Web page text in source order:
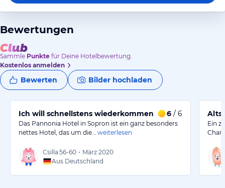
Bewertungen
Sammle Punkte für Deine Hotelbewertung.
Kostenlos anmelden
Bewerten Bilder hochladen
Ich will schnellstens wiederkommen 6 / 6
Das Pannonia Hotel in Sopron ist ein ganz besonders
nettes Hotel, das um die…
weiterlesen
Csilla 56-60 • März 2020
Aus Deutschland
Ein